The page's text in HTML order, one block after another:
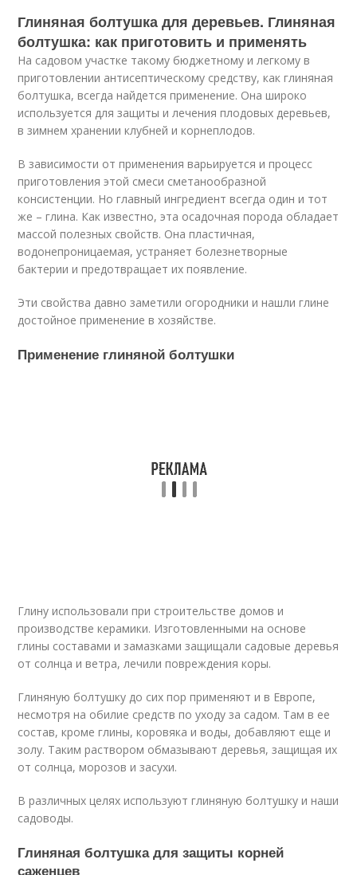
Глиняная болтушка для деревьев. Глиняная
болтушка: как приготовить и применять
На садовом участке такому бюджетному и легкому в
приготовлении антисептическому средству, как глиняная
болтушка, всегда найдется применение. Она широко
используется для защиты и лечения плодовых деревьев,
в зимнем хранении клубней и корнеплодов.
В зависимости от применения варьируется и процесс
приготовления этой смеси сметанообразной
консистенции. Но главный ингредиент всегда один и тот
же – глина. Как известно, эта осадочная порода обладает
массой полезных свойств. Она пластичная,
водонепроницаемая, устраняет болезнетворные
бактерии и предотвращает их появление.
Эти свойства давно заметили огородники и нашли глине
достойное применение в хозяйстве.
Применение глиняной болтушки
Глину использовали при строительстве домов и
производстве керамики. Изготовленными на основе
глины составами и замазками защищали садовые деревья
от солнца и ветра, лечили повреждения коры.
Глиняную болтушку до сих пор применяют и в Европе,
несмотря на обилие средств по уходу за садом. Там в ее
состав, кроме глины, коровяка и воды, добавляют еще и
золу. Таким раствором обмазывают деревья, защищая их
от солнца, морозов и засухи.
В различных целях используют глиняную болтушку и наши
садоводы.
Глиняная болтушка для защиты корней
саженцев